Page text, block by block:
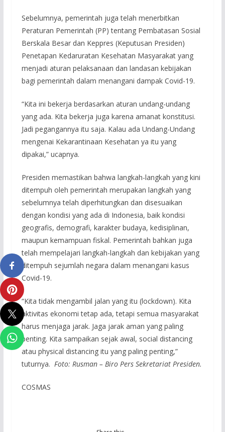
Sebelumnya, pemerintah juga telah menerbitkan
Peraturan Pemerintah (PP) tentang Pembatasan Sosial
Berskala Besar dan Keppres (Keputusan Presiden)
Penetapan Kedaruratan Kesehatan Masyarakat yang
menjadi aturan pelaksanaan dan landasan kebijakan
bagi pemerintah dalam menangani dampak Covid-19.
“Kita ini bekerja berdasarkan aturan undang-undang
yang ada. Kita bekerja juga karena amanat konstitusi.
Jadi pegangannya itu saja. Kalau ada Undang-Undang
mengenai Kekarantinaan Kesehatan ya itu yang
dipakai,” ucapnya.
Presiden memastikan bahwa langkah-langkah yang kini
ditempuh oleh pemerintah merupakan langkah yang
sebelumnya telah diperhitungkan dan disesuaikan
dengan kondisi yang ada di Indonesia, baik kondisi
geografis, demografi, karakter budaya, kedisiplinan,
maupun kemampuan fiskal. Pemerintah bahkan juga
telah mempelajari langkah-langkah dan kebijakan yang
ditempuh sejumlah negara dalam menangani kasus
Covid-19.
“Kita tidak mengambil jalan yang itu (lockdown). Kita
aktivitas ekonomi tetap ada, tetapi semua masyarakat
harus menjaga jarak. Jaga jarak aman yang paling
penting. Kita sampaikan sejak awal, social distancing
atau physical distancing itu yang paling penting,”
tuturnya. Foto: Rusman – Biro Pers Sekretariat Presiden.
COSMAS